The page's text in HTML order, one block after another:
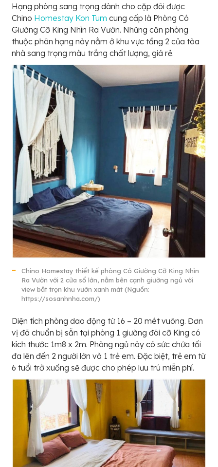
Hạng phòng sang trọng dành cho cặp đôi được
Chino Homestay Kon Tum cung cấp là Phòng Có
Giường Cỡ King Nhìn Ra Vườn. Những căn phòng
thuộc phân hạng này nằm ở khu vực tầng 2 của tòa
nhà sang trọng màu trắng chất lượng, giá rẻ.
Chino Homestay thiết kế phòng Có Giường Cỡ King Nhìn
Ra Vườn với 2 cửa sổ lớn, nằm bên cạnh giường ngủ với
view bắt trọn khu vườn xanh mát (Nguồn:
https://sosanhnha.com/)
Diện tích phòng dao động từ 16 – 20 mét vuông. Đơn
vị đã chuẩn bị sẵn tại phòng 1 giường đôi cỡ King có
kích thước 1m8 x 2m. Phòng ngủ này có sức chứa tối
đa lên đến 2 người lớn và 1 trẻ em. Đặc biệt, trẻ em từ
6 tuổi trở xuống sẽ được cho phép lưu trú miễn phí.